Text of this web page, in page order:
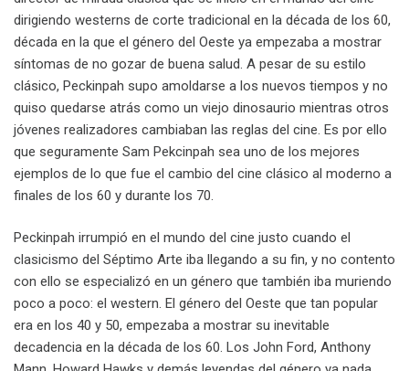
dirigiendo westerns de corte tradicional en la década de los 60,
década en la que el género del Oeste ya empezaba a mostrar
síntomas de no gozar de buena salud. A pesar de su estilo
clásico, Peckinpah supo amoldarse a los nuevos tiempos y no
quiso quedarse atrás como un viejo dinosaurio mientras otros
jóvenes realizadores cambiaban las reglas del cine. Es por ello
que seguramente Sam Pekcinpah sea uno de los mejores
ejemplos de lo que fue el cambio del cine clásico al moderno a
finales de los 60 y durante los 70.
Peckinpah irrumpió en el mundo del cine justo cuando el
clasicismo del Séptimo Arte iba llegando a su fin, y no contento
con ello se especializó en un género que también iba muriendo
poco a poco: el western. El género del Oeste que tan popular
era en los 40 y 50, empezaba a mostrar su inevitable
decadencia en la década de los 60. Los John Ford, Anthony